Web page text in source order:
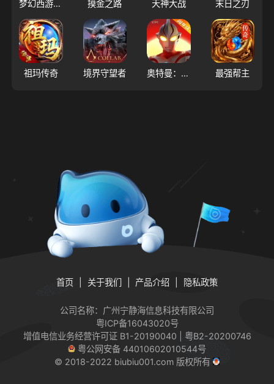
梦幻西游（大陆服） 摸金之路 天神大战 末日之刃
祖玛传奇 境界守望者 奥特曼：超时空英雄 最强帮主
首页 关于我们 产品介绍 隐私政策
公司名称：广州宁静海信息科技有限公司
粤ICP备16043020号
增值电信业务经营许可证 B1-20190040 | 粤B2-20200746
粤公网安备 44010602010544号
© 2018-2022 biubiu001.com 版权所有